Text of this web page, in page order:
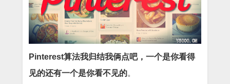
Pinterest算法我归结我俩点吧，一个是你看得
见的还有一个是你看不见的。